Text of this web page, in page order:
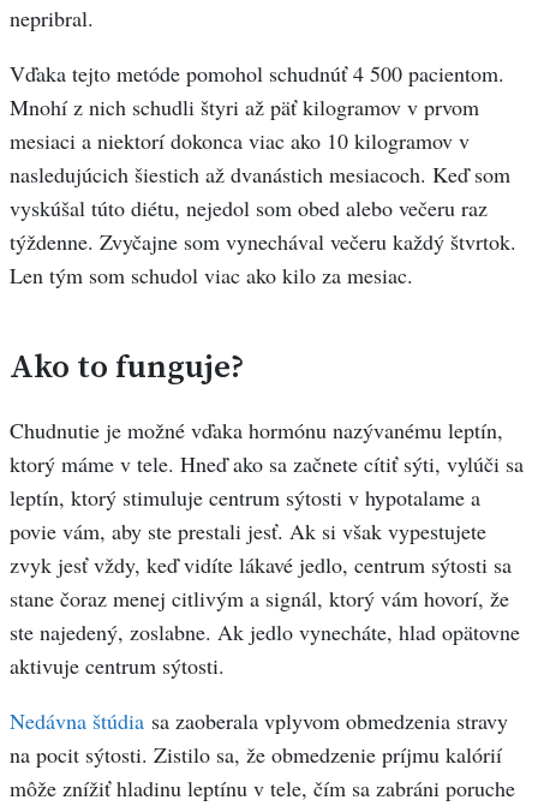
nepribral.
Vďaka tejto metóde pomohol schudnúť 4 500 pacientom.
Mnohí z nich schudli štyri až päť kilogramov v prvom
mesiaci a niektorí dokonca viac ako 10 kilogramov v
nasledujúcich šiestich až dvanástich mesiacoch. Keď som
vyskúšal túto diétu, nejedol som obed alebo večeru raz
týždenne. Zvyčajne som vynechával večeru každý štvrtok.
Len tým som schudol viac ako kilo za mesiac.
Ako to funguje?
Chudnutie je možné vďaka hormónu nazývanému leptín,
ktorý máme v tele. Hneď ako sa začnete cítiť sýti, vylúči sa
leptín, ktorý stimuluje centrum sýtosti v hypotalame a
povie vám, aby ste prestali jesť. Ak si však vypestujete
zvyk jesť vždy, keď vidíte lákavé jedlo, centrum sýtosti sa
stane čoraz menej citlivým a signál, ktorý vám hovorí, že
ste najedený, zoslabne. Ak jedlo vynecháte, hlad opätovne
aktivuje centrum sýtosti.
Nedávna štúdia sa zaoberala vplyvom obmedzenia stravy
na pocit sýtosti. Zistilo sa, že obmedzenie príjmu kalórií
môže znížiť hladinu leptínu v tele, čím sa zabráni poruche